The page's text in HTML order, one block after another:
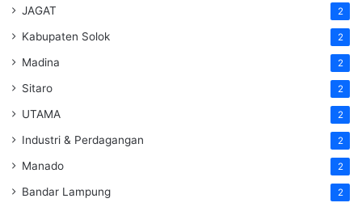
JAGAT 2
Kabupaten Solok 2
Madina 2
Sitaro 2
UTAMA 2
Industri & Perdagangan 2
Manado 2
Bandar Lampung 2